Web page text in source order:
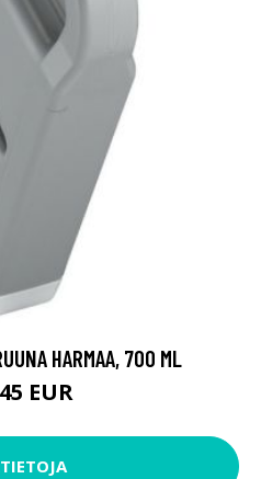
HARMAA, 700 ML
EUR